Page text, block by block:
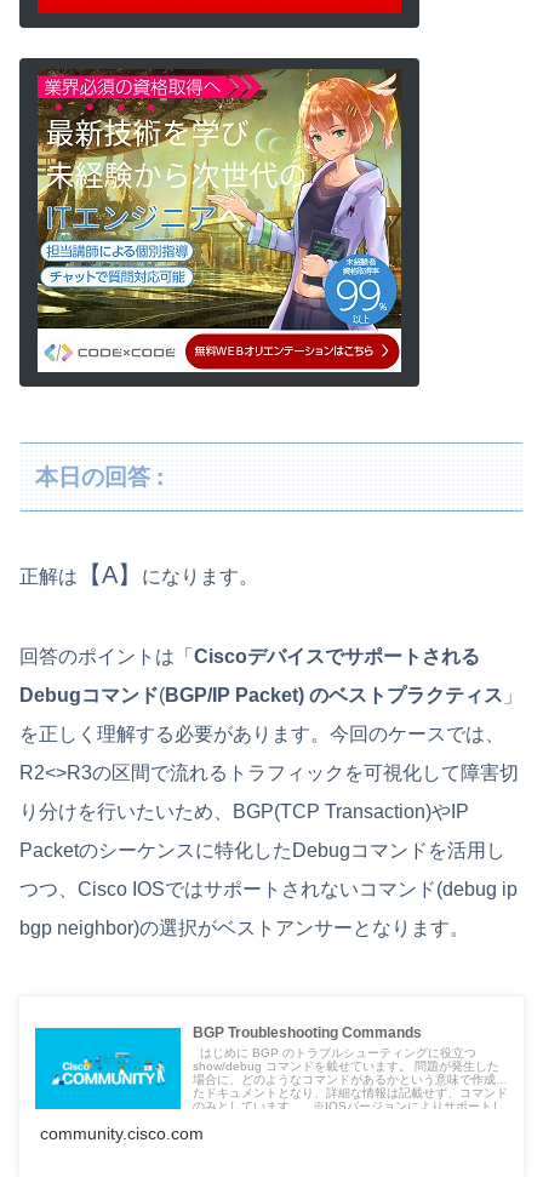
本日の回答 :
正解は 【A】 になります。
回答のポイントは「 Ciscoデバイスでサポートされる
Debugコマンド(BGP/IP Packet) のベストプラクティス 」
を正しく理解する必要があります。今回のケースでは、
R2<>R3の区間で流れるトラフィックを可視化して障害切
り分けを行いたいため、BGP(TCP Transaction)やIP
Packetのシーケンスに特化したDebugコマンドを活用し
つつ、Cisco IOSではサポートされないコマンド(debug ip
bgp neighbor)の選択がベストアンサーとなります。
BGP Troubleshooting Commands
はじめに BGP のトラブルシューティングに役立つ
show/debug コマンドを載せています。 問題が発生した
場合に、どのようなコマンドがあるかという意味で作成し
たドキュメントとなり、詳細な情報は記載せず、コマンド
のみとしています。 ※IOSバージョンによりサポートし
community.cisco.com